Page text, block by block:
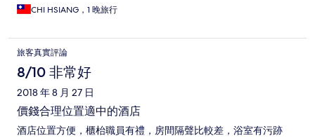
CHI HSIANG，1 晚旅行
旅客真實評論
8/10 非常好
2018 年 8 月 27 日
價錢合理位置適中的酒店
酒店位置方便，櫃枱職員有禮，房間隔聲比較差，浴室有污跡